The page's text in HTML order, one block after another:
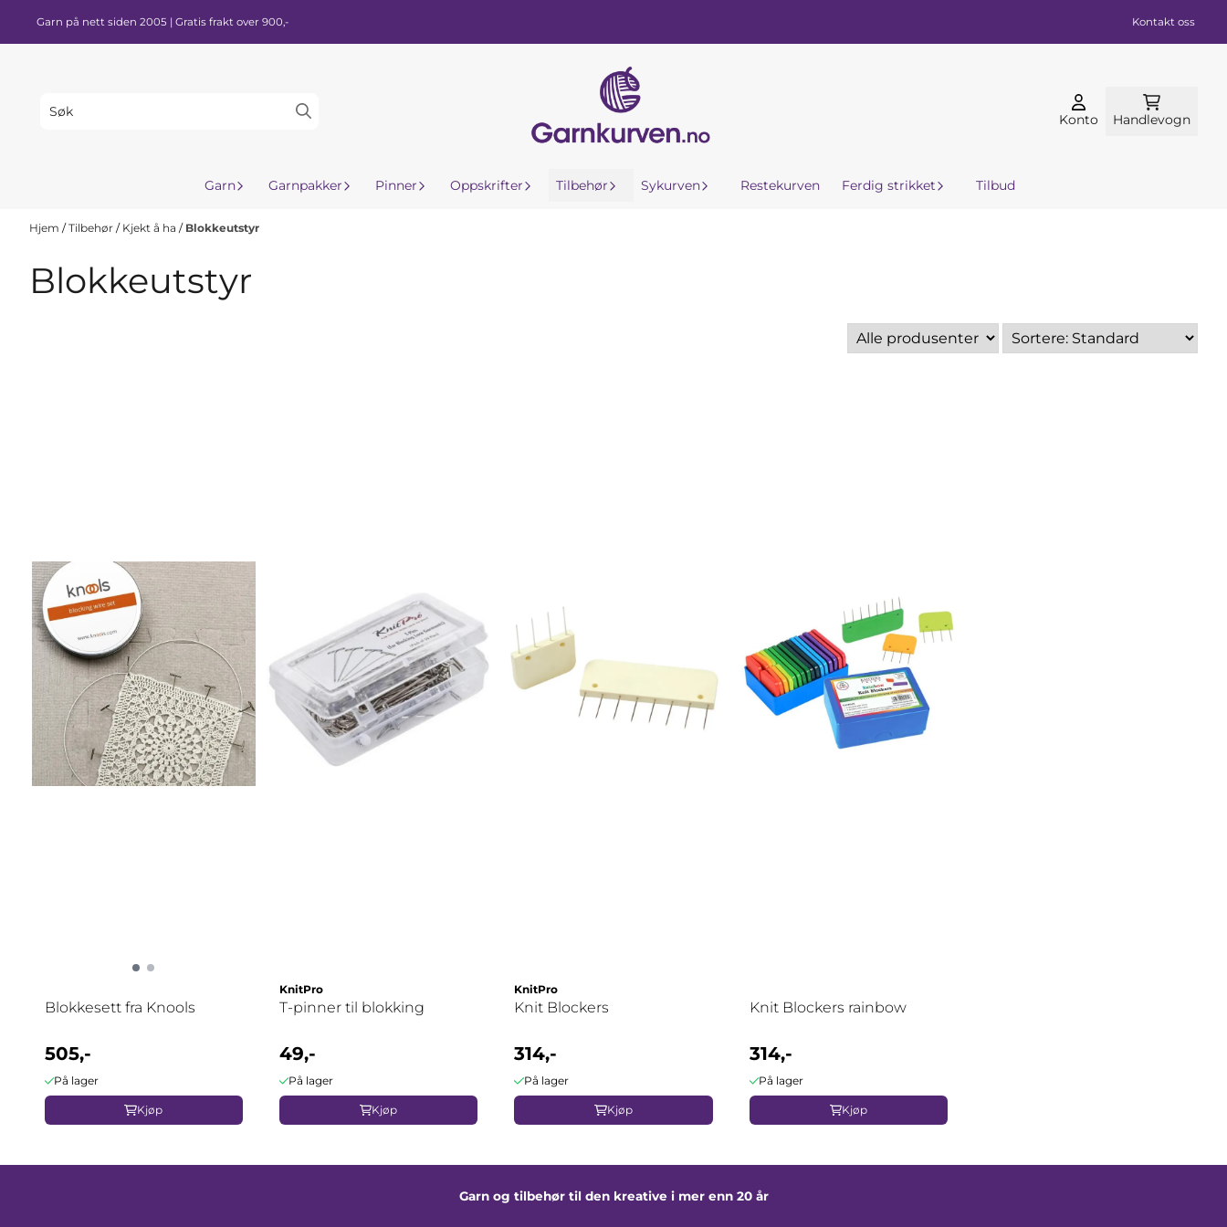
Hopp til innhold
Garn på nett siden 2005 | Gratis frakt over 900,- Kontakt oss
Konto Handlevogn
Garn Garnpakker Pinner Oppskrifter Tilbehør Sykurven Restekurven Ferdig strikket Tilbud
Hjem /Tilbehør / Kjekt å ha / Blokkeutstyr
Blokkeutstyr
Blokkesett fra Knools
505,-
På lager
Kjøp
KnitPro
T-pinner til blokking
49,-
På lager
Kjøp
KnitPro
Knit Blockers
314,-
På lager
Kjøp
Knit Blockers rainbow
314,-
På lager
Kjøp
Garn og tilbehør til den kreative i mer enn 20 år